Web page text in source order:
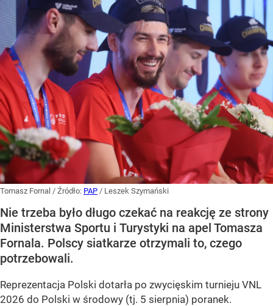
Tomasz Fornal / Źródło: PAP / Leszek Szymański
Nie trzeba było długo czekać na reakcję ze strony
Ministerstwa Sportu i Turystyki na apel Tomasza
Fornala. Polscy siatkarze otrzymali to, czego
potrzebowali.
Reprezentacja Polski dotarła po zwycięskim turnieju VNL
2026 do Polski w środowy (tj. 5 sierpnia) poranek.